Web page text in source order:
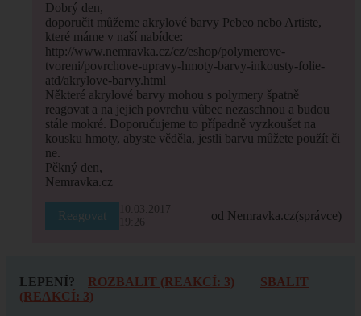
Dobrý den,
doporučit můžeme akrylové barvy Pebeo nebo Artiste,
které máme v naší nabídce:
http://www.nemravka.cz/cz/eshop/polymerove-
tvoreni/povrchove-upravy-hmoty-barvy-inkousty-folie-
atd/akrylove-barvy.html
Některé akrylové barvy mohou s polymery špatně
reagovat a na jejich povrchu vůbec nezaschnou a budou
stále mokré. Doporučujeme to případně vyzkoušet na
kousku hmoty, abyste věděla, jestli barvu můžete použít či
ne.
Pěkný den,
Nemravka.cz
Reagovat
10.03.2017
19:26
od Nemravka.cz(správce)
LEPENÍ? ROZBALIT (REAKCÍ: 3)
SBALIT
(REAKCÍ: 3)